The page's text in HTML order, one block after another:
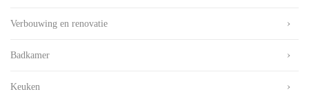
Verbouwing en renovatie
Badkamer
Keuken